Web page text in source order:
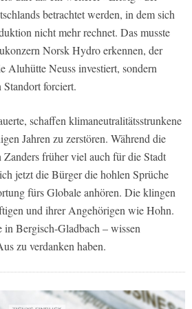
betrachtet werden, in dem sich
nicht mehr rechnet. Das musste
Norsk Hydro erkennen, der
Aluhütte Neuss investiert, sondern
Standort forciert.
schaffen klimaneutralitätsstrunkene
Jahren zu zerstören. Während die
früher viel auch für die Stadt
jetzt die Bürger die hohlen Sprüche
fürs Globale anhören. Die klingen
und ihrer Angehörigen wie Hohn.
in Bergisch-Gladbach – wissen
zu verdanken haben.